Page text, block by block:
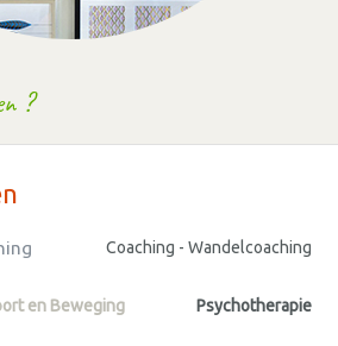
?
Coaching - Wandelcoaching
en Beweging Psychotherapie